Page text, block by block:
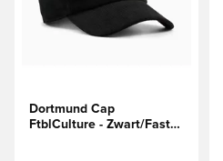
Dortmund Cap
FtblCulture - Zwart/Faster